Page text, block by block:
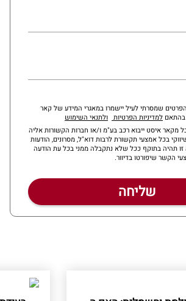
הפרטים שמסרתי לעיל יישמרו במאגרי המידע של קאר
בהתאםלמדיניות הפרטיות ולתנאי השימוש
מקאר איסט ייבוא רכב בע"מ ו/או חברות הקשורות אליה
שיווקי בכל אמצעי תקשורת לרבות דוא"ל, מסרונים, הודעות
תהיה בתוקף ככל שלא נתקבלה ממני בכל עת הודעה
הקשר שיפורטו בדיוור.